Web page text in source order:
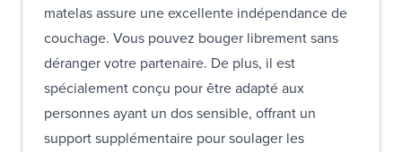
matelas assure une excellente indépendance de
couchage. Vous pouvez bouger librement sans
déranger votre partenaire. De plus, il est
spécialement conçu pour être adapté aux
personnes ayant un dos sensible, offrant un
support supplémentaire pour soulager les